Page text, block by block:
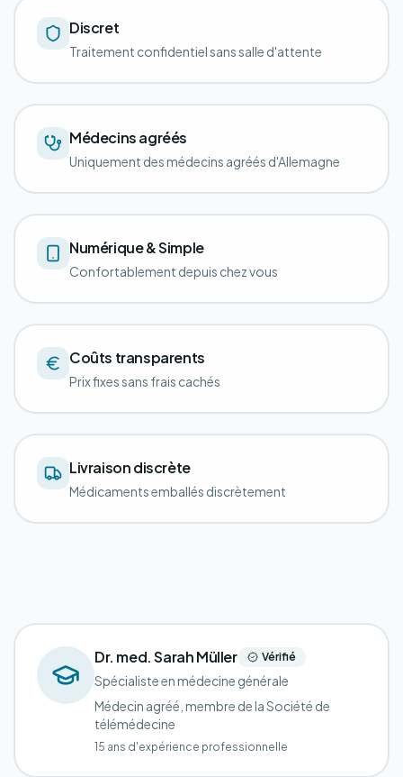
Discret
Traitement confidentiel sans salle d'attente
Médecins agréés
Uniquement des médecins agréés d'Allemagne
Numérique & Simple
Confortablement depuis chez vous
Coûts transparents
Prix fixes sans frais cachés
Livraison discrète
Médicaments emballés discrètement
Dr. med. Sarah Müller Vérifié
Spécialiste en médecine générale
Médecin agréé, membre de la Société de
télémédecine
15 ans d'expérience professionnelle